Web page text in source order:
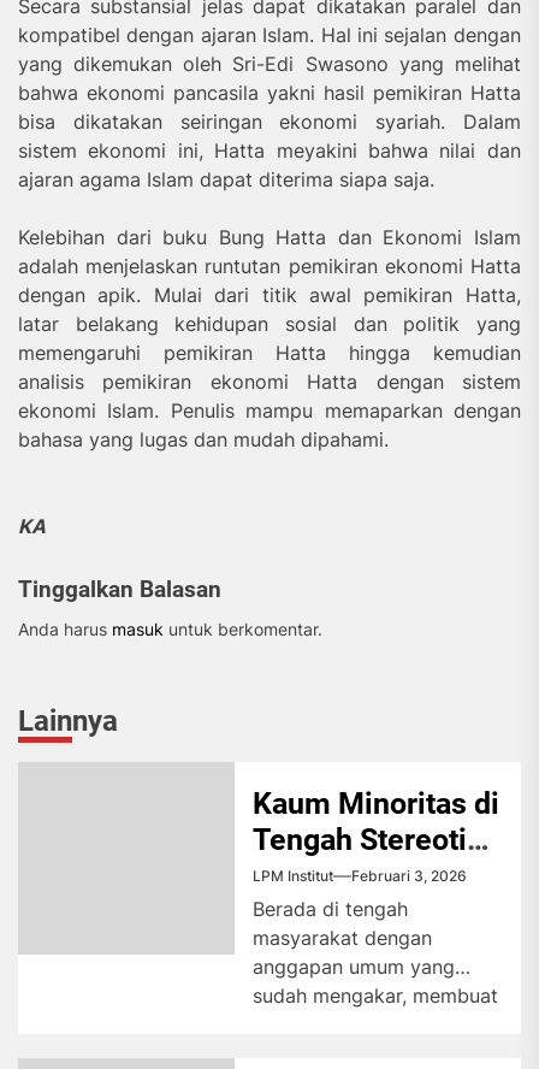
Secara substansial jelas dapat dikatakan paralel dan
kompatibel dengan ajaran Islam. Hal ini sejalan dengan
yang dikemukan oleh Sri-Edi Swasono yang melihat
bahwa ekonomi pancasila yakni hasil pemikiran Hatta
bisa dikatakan seiringan ekonomi syariah. Dalam
sistem ekonomi ini, Hatta meyakini bahwa nilai dan
ajaran agama Islam dapat diterima siapa saja.
Kelebihan dari buku Bung Hatta dan Ekonomi Islam
adalah menjelaskan runtutan pemikiran ekonomi Hatta
dengan apik. Mulai dari titik awal pemikiran Hatta,
latar belakang kehidupan sosial dan politik yang
memengaruhi pemikiran Hatta hingga kemudian
analisis pemikiran ekonomi Hatta dengan sistem
ekonomi Islam. Penulis mampu memaparkan dengan
bahasa yang lugas dan mudah dipahami.
KA
Tinggalkan Balasan
Anda harus masuk untuk berkomentar.
Lainnya
Kaum Minoritas di
Tengah Stereotipe
Masyarakat
LPM Institut Februari 3, 2026
Berada di tengah
masyarakat dengan
anggapan umum yang
sudah mengakar, membuat